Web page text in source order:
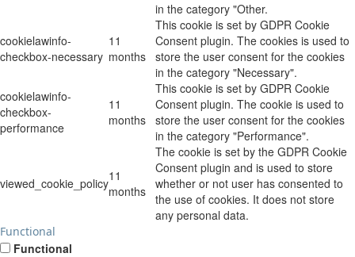
in the category "Other.
cookielawinfo-
checkbox-necessary
11
months
This cookie is set by GDPR Cookie
Consent plugin. The cookies is used to
store the user consent for the cookies
in the category "Necessary".
cookielawinfo-
checkbox-
performance
11
months
This cookie is set by GDPR Cookie
Consent plugin. The cookie is used to
store the user consent for the cookies
in the category "Performance".
viewed_cookie_policy11
months
The cookie is set by the GDPR Cookie
Consent plugin and is used to store
whether or not user has consented to
the use of cookies. It does not store
any personal data.
Functional
Functional